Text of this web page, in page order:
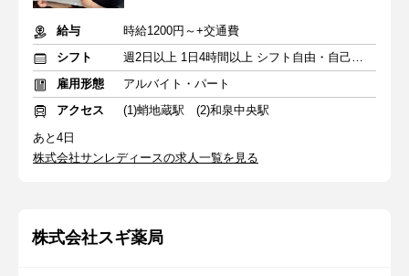
給与
時給1200円～+交通費
シフト
週2日以上 1日4時間以上 シフト自由・自己申告
雇用形態
アルバイト・パート
アクセス
(1)蛸地蔵駅 (2)和泉中央駅
あと4日
株式会社サンレディースの求人一覧を見る
株式会社スギ薬局